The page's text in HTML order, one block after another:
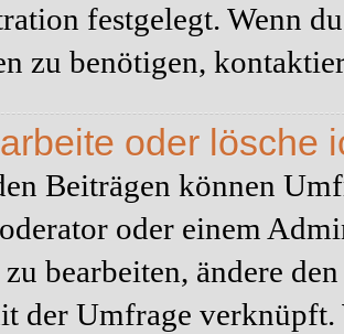
festgelegt. Wenn
zu benötigen,
oder lösche
Beiträgen können
oder einem
bearbeiten, ändere
der Umfrage verknüpft.